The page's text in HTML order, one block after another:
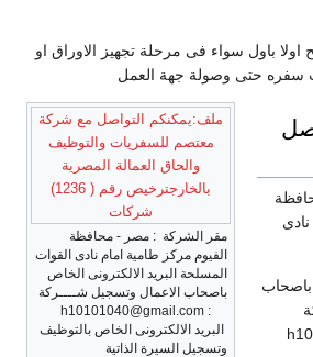
اولا باول سواء فى مرحلة تجهيز الاوراق او
سفره حتى وصولة جهة العمل
ملف:يمكنكم التواصل مع شركة
معتصم للسفريات والتوظيف
والحاق العمالة المصرية
بالخارجترخيص رقم ( 1236)
شركات
مقر الشركة : مصر - محافظة
الفيوم مركز طامية امام نادى القوات
المسلحة البريد الالكترونى الخاص
باصحاب الاعمال وتسجيل شــــركة
: h10101040@gmail.com
البريد الالكترونى الخاص بالتوظيف
وتسجيل السيرة الذاتية
باصحاب